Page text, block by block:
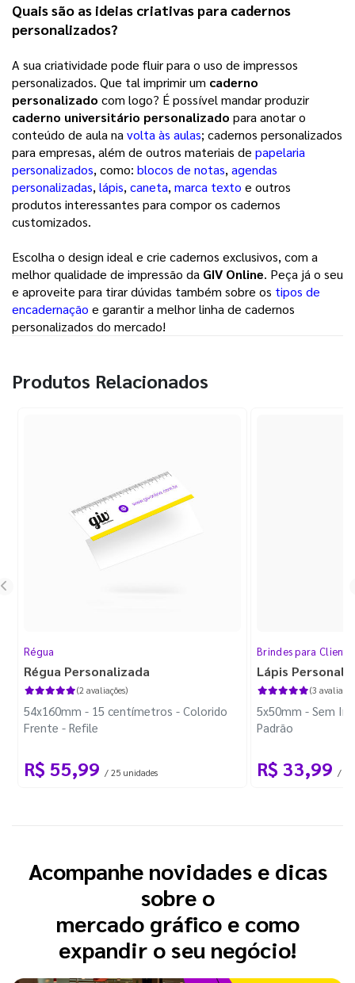
Quais são as ideias criativas para cadernos
personalizados?
A sua criatividade pode fluir para o uso de impressos
personalizados. Que tal imprimir um caderno
personalizado com logo? É possível mandar produzir
caderno universitário personalizado para anotar o
conteúdo de aula na volta às aulas; cadernos personalizados
para empresas, além de outros materiais de papelaria
personalizados, como: blocos de notas, agendas
personalizadas, lápis, caneta, marca texto e outros
produtos interessantes para compor os cadernos
customizados.
Escolha o design ideal e crie cadernos exclusivos, com a
melhor qualidade de impressão da GIV Online. Peça já o seu
e aproveite para tirar dúvidas também sobre os tipos de
encadernação e garantir a melhor linha de cadernos
personalizados do mercado!
Produtos Relacionados
Régua
Régua Personalizada
(2 avaliações)
54x160mm - 15 centímetros - Colorido
Frente - Refile
R$ 55,99 / 25 unidades
Brindes para
Lápis
(3
5x50mm - Sem
Padrão
R$ 33,99 / 10
Acompanhe novidades e dicas
sobre o
mercado gráfico e como
expandir o seu negócio!